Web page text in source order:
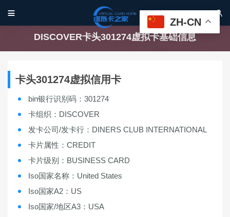
 
DISCOVER卡头301274虚拟卡基础信息
卡头301274虚拟信用卡
bin银行识别码：301274
卡组织：DISCOVER
发卡公司/发卡行：DINERS CLUB INTERNATIONAL
卡片属性：CREDIT
卡片级别：BUSINESS CARD
Iso国家名称：United States
Iso国家A2：US
Iso国家/地区A3：USA
ZH-CN